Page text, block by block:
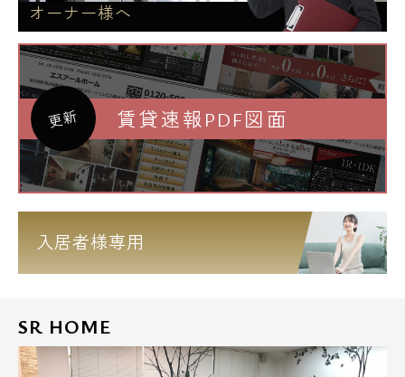
オーナー様へ
更新 賃貸速報PDF図面
入居者様専用
SR HOME